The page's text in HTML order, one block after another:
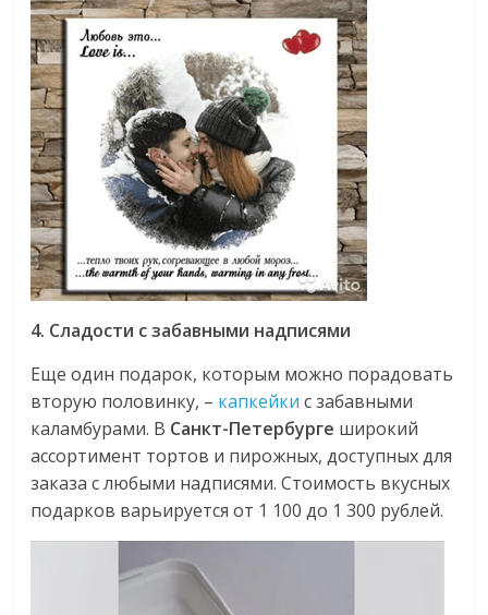
4. Сладости с забавными надписями
Еще один подарок, которым можно порадовать
вторую половинку, – капкейки с забавными
каламбурами. В Санкт-Петербурге широкий
ассортимент тортов и пирожных, доступных для
заказа с любыми надписями. Стоимость вкусных
подарков варьируется от 1 100 до 1 300 рублей.